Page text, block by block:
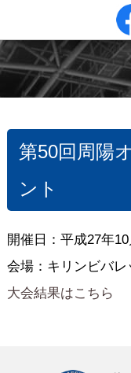
第50回周陽
ント
開催日：平成27年
会場：キリンビバ
大会結果はこちら